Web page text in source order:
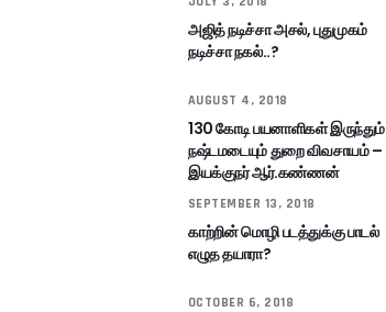
அஜித் நடிச்சா அசல், புதுமுகம்
நடிச்சா நகல்..?
AUGUST 4, 2018
130 கோடி பயனாளிகள் இருந்தும்
நஷ்டமடையும் துறை விவசாயம் –
இயக்குநர் ஆர்.கண்ணன்
SEPTEMBER 13, 2018
காற்றின் மொழி படத்துக்கு பாடல்
எழுத தயாரா?
OCTOBER 6, 2018